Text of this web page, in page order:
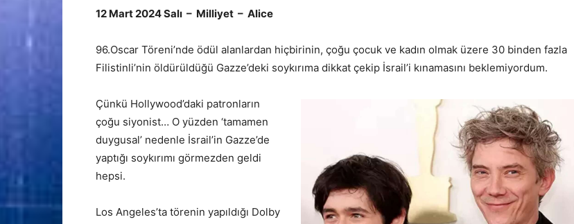
12 Mart 2024 Salı – Milliyet – Alice
96.Oscar Töreni’nde ödül alanlardan hiçbirinin, çoğu çocuk ve kadın olmak üzere 30 binden fazla
Filistinli’nin öldürüldüğü Gazze’deki soykırıma dikkat çekip İsrail’i kınamasını beklemiyordum.
Çünkü Hollywood’daki patronların
çoğu siyonist… O yüzden ‘tamamen
duygusal’ nedenle İsrail’in Gazze’de
yaptığı soykırımı görmezden geldi
hepsi.
Los Angeles’ta törenin yapıldığı Dolby